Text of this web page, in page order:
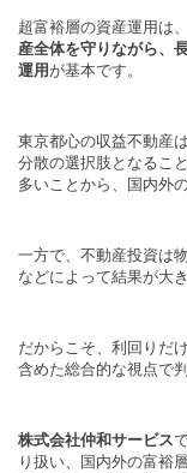
超富裕層の資産運用は
産全体を守りながら、
運用が基本です。
東京都心の収益不動産
分散の選択肢となるこ
多いことから、国内外
一方で、不動産投資は
などによって結果が大
だからこそ、利回りだ
含めた総合的な視点で
株式会社仲和サービス
り扱い、国内外の富裕